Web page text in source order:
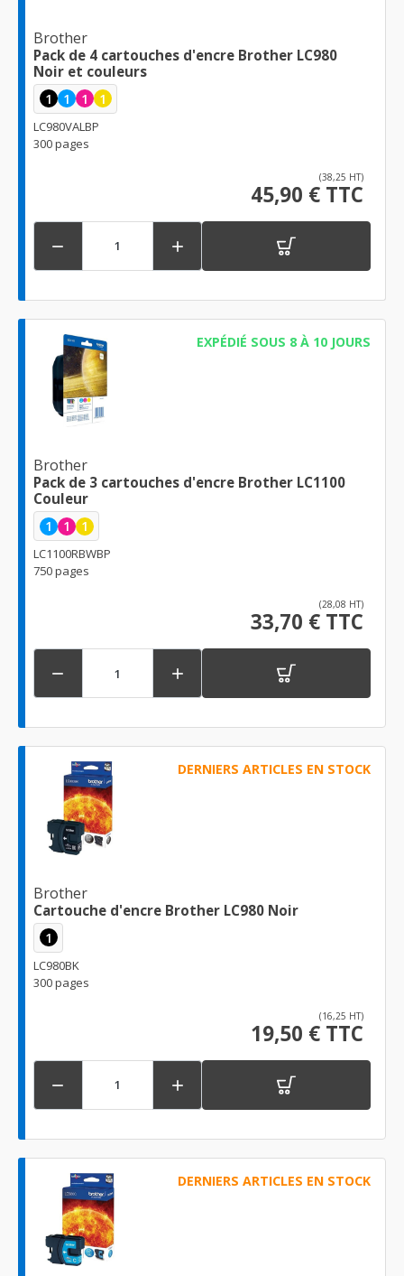
Brother
Pack de 4 cartouches d'encre Brother LC980
Noir et couleurs
1 1 1 1
LC980VALBP
300 pages
(38,25 HT)
45,90 € TTC
 
EXPÉDIÉ SOUS 8 À 10 JOURS
Brother
Pack de 3 cartouches d'encre Brother LC1100
Couleur
1 1 1
LC1100RBWBP
750 pages
(28,08 HT)
33,70 € TTC
 
DERNIERS ARTICLES EN STOCK
Brother
Cartouche d'encre Brother LC980 Noir
1
LC980BK
300 pages
(16,25 HT)
19,50 € TTC
 
DERNIERS ARTICLES EN STOCK